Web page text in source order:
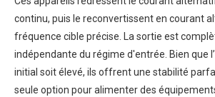
continu, puis le reconvertissent en courant
fréquence cible précise. La sortie est
indépendante du régime d'entrée. Bien que
initial soit élevé, ils offrent une stabilité
seule option pour alimenter des